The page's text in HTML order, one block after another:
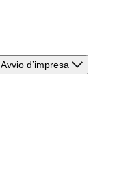
Avvio d’impresa